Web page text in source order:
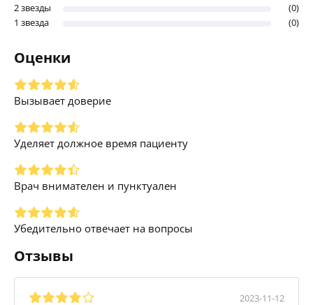
2 звезды
(0)
1 звезда
(0)
Оценки
Вызывает доверие
Уделяет должное время пациенту
Врач внимателен и пунктуален
Убедительно отвечает на вопросы
Отзывы
2023-11-12